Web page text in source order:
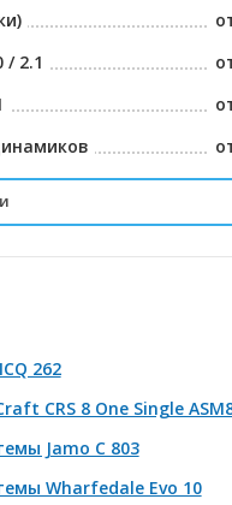
/ 2.1
262
CRS 8 One Single
Jamo C 803
Wharfedale Evo 10